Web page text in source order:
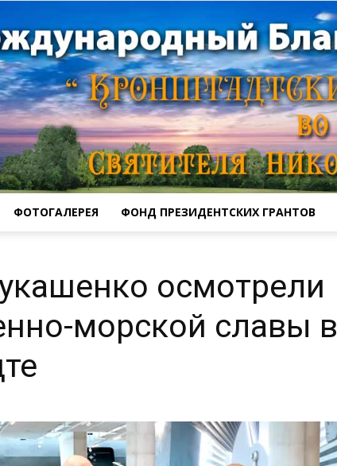
ФОТОГАЛЕРЕЯ ФОНД ПРЕЗИДЕНТСКИХ ГРАНТОВ
осмотрели
морской славы в